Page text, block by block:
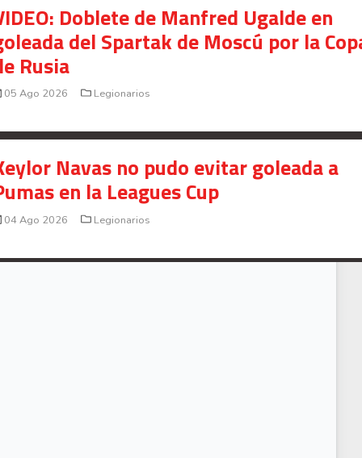
Doblete de Manfred Ugalde en
del Spartak de Moscú por la
Rusia
05 Ago 2026 Legionarios
Navas no pudo evitar goleada a
en la Leagues Cup
04 Ago 2026 Legionarios